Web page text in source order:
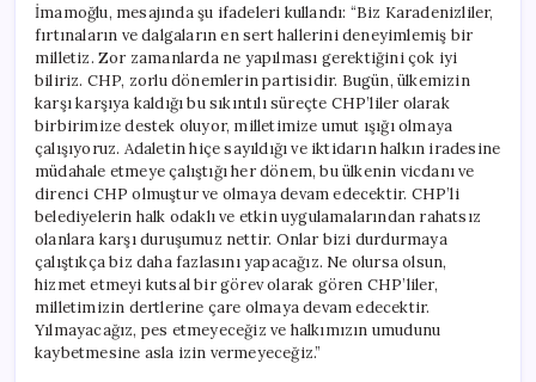
İmamoğlu, mesajında şu ifadeleri kullandı: “Biz Karadenizliler,
fırtınaların ve dalgaların en sert hallerini deneyimlemiş bir
milletiz. Zor zamanlarda ne yapılması gerektiğini çok iyi
biliriz. CHP, zorlu dönemlerin partisidir. Bugün, ülkemizin
karşı karşıya kaldığı bu sıkıntılı süreçte CHP’liler olarak
birbirimize destek oluyor, milletimize umut ışığı olmaya
çalışıyoruz. Adaletin hiçe sayıldığı ve iktidarın halkın iradesine
müdahale etmeye çalıştığı her dönem, bu ülkenin vicdanı ve
direnci CHP olmuştur ve olmaya devam edecektir. CHP’li
belediyelerin halk odaklı ve etkin uygulamalarından rahatsız
olanlara karşı duruşumuz nettir. Onlar bizi durdurmaya
çalıştıkça biz daha fazlasını yapacağız. Ne olursa olsun,
hizmet etmeyi kutsal bir görev olarak gören CHP’liler,
milletimizin dertlerine çare olmaya devam edecektir.
Yılmayacağız, pes etmeyeceğiz ve halkımızın umudunu
kaybetmesine asla izin vermeyeceğiz.”